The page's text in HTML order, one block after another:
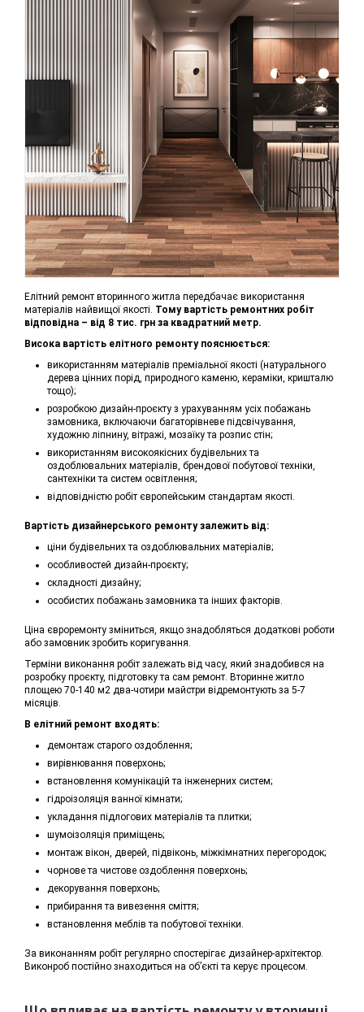
Елітний ремонт вторинного житла передбачає використання
матеріалів найвищої якості. Тому вартість ремонтних робіт
відповідна – від 8 тис. грн за квадратний метр.
Висока вартість елітного ремонту пояснюється:
використанням матеріалів преміальної якості (натурального
дерева цінних порід, природного каменю, кераміки, кришталю
тощо);
розробкою дизайн-проєкту з урахуванням усіх побажань
замовника, включаючи багаторівневе підсвічування,
художню ліпнину, вітражі, мозаїку та розпис стін;
використанням високоякісних будівельних та
оздоблювальних матеріалів, брендової побутової техніки,
сантехніки та систем освітлення;
відповідністю робіт європейським стандартам якості.
Вартість дизайнерського ремонту залежить від:
ціни будівельних та оздоблювальних матеріалів;
особливостей дизайн-проєкту;
складності дизайну;
особистих побажань замовника та інших факторів.
Ціна євроремонту зміниться, якщо знадобляться додаткові роботи
або замовник зробить коригування.
Терміни виконання робіт залежать від часу, який знадобився на
розробку проєкту, підготовку та сам ремонт. Вторинне житло
площею 70-140 м2 два-чотири майстри відремонтують за 5-7
місяців.
В елітний ремонт входять:
демонтаж старого оздоблення;
вирівнювання поверхонь;
встановлення комунікацій та інженерних систем;
гідроізоляція ванної кімнати;
укладання підлогових матеріалів та плитки;
шумоізоляція приміщень;
монтаж вікон, дверей, підвіконь, міжкімнатних перегородок;
чорнове та чистове оздоблення поверхонь;
декорування поверхонь;
прибирання та вивезення сміття;
встановлення меблів та побутової техніки.
За виконанням робіт регулярно спостерігає дизайнер-архітектор.
Виконроб постійно знаходиться на об’єкті та керує процесом.